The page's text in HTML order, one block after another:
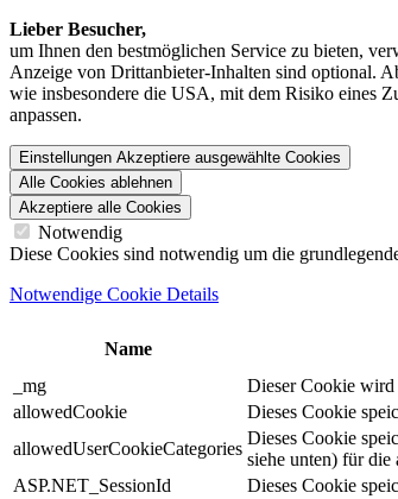
Lieber Besucher,
um Ihnen den best­möglichen Service zu bieten,
Anzeige von Dritt­anbieter-Inhalten sind optional.
wie insbesondere die USA, mit dem Risiko eines
anpassen.
Einstellungen Akzeptiere ausgewählte Cookies
Alle Cookies ablehnen
Akzeptiere alle Cookies
Notwendig
Diese Cookies sind notwendig um die
Notwendige Cookie Details
Name
_mg
Dieser Cookie wird
allowedCookie
Dieses Cookie
allowedUserCookieCategories
Dieses Cookie
siehe unten) für die
ASP.NET_SessionId
Dieses Cookie